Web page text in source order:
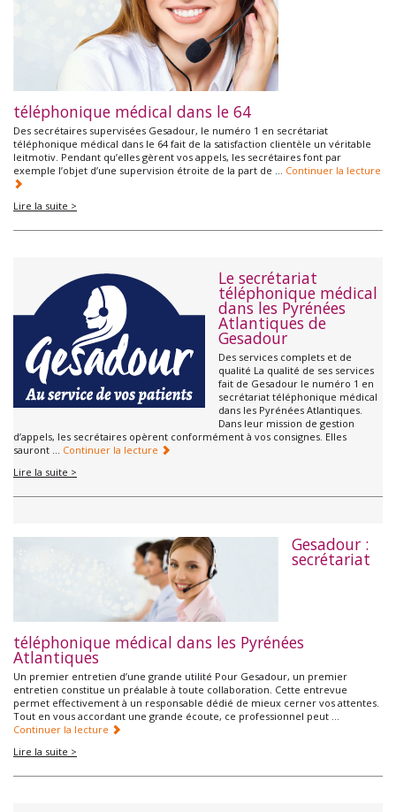
téléphonique médical dans le 64
Des secrétaires supervisées Gesadour, le numéro 1 en secrétariat
téléphonique médical dans le 64 fait de la satisfaction clientèle un véritable
leitmotiv. Pendant qu’elles gèrent vos appels, les secrétaires font par
exemple l’objet d’une supervision étroite de la part de … Continuer la lecture
Lire la suite >
Le secrétariat
téléphonique médical
dans les Pyrénées
Atlantiques de
Gesadour
Des services complets et de
qualité La qualité de ses services
fait de Gesadour le numéro 1 en
secrétariat téléphonique médical
dans les Pyrénées Atlantiques.
Dans leur mission de gestion
d’appels, les secrétaires opèrent conformément à vos consignes. Elles
sauront … Continuer la lecture
Lire la suite >
Gesadour :
secrétariat
téléphonique médical dans les Pyrénées
Atlantiques
Un premier entretien d’une grande utilité Pour Gesadour, un premier
entretien constitue un préalable à toute collaboration. Cette entrevue
permet effectivement à un responsable dédié de mieux cerner vos attentes.
Tout en vous accordant une grande écoute, ce professionnel peut …
Continuer la lecture
Lire la suite >